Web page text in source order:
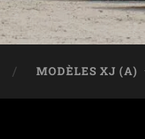
MODÈLES XJ (A)